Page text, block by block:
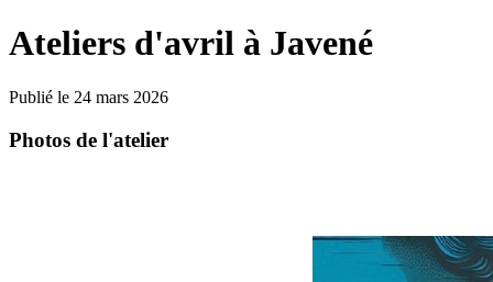
Ateliers d'avril à Javené
Publié le 24 mars 2026
Photos de l'atelier